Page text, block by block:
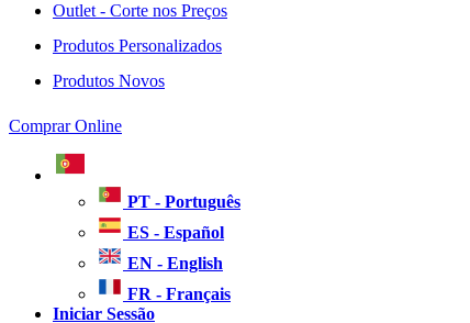
Outlet - Corte nos Preços
Produtos Personalizados
Produtos Novos
Comprar Online
PT - Português
ES - Español
EN - English
FR - Français
Iniciar Sessão